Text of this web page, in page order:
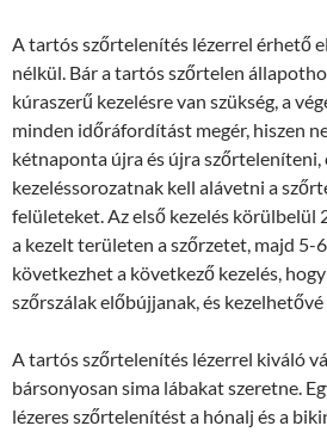
A tartós szőrtelenítés lézerrel érhető
nélkül. Bár a tartós szőrtelen
kúraszerű kezelésre van szükség, a
minden időráfordítást megér, hiszen
kétnaponta újra és újra szőrteleníteni,
kezeléssorozatnak kell alávetni a
felületeket. Az első kezelés körülbelül
a kezelt területen a szőrzetet, majd 5-
következhet a következő kezelés,
szőrszálak előbújjanak, és
A tartós szőrtelenítés lézerrel kiváló
bársonyosan sima lábakat szeretne.
lézeres szőrtelenítést a hónalj és a